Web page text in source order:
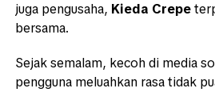
juga pengusaha, Kieda Crepe
bersama.
Sejak semalam, kecoh di media
pengguna meluahkan rasa tidak